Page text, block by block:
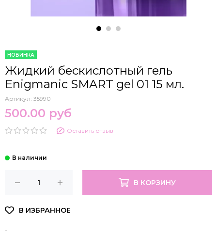
НОВИНКА
Жидкий бескислотный гель
Enigmanic SMART gel 01 15 мл.
Артикул: 35990
500.00 руб
Оставить отзыв
В КОРЗИНУ
-